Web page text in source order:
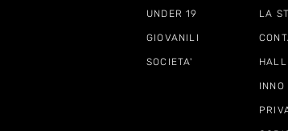
UNDER 19 LA
GIOVANILI
SOCIETA' HALL